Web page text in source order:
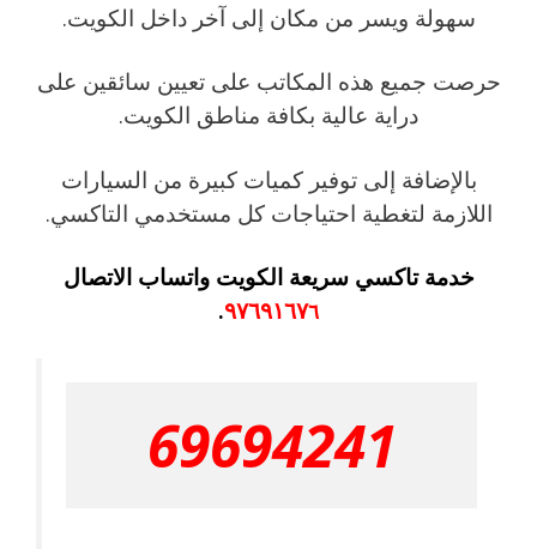
سهولة ويسر من مكان إلى آخر داخل الكويت.
حرصت جميع هذه المكاتب على تعيين سائقين على
دراية عالية بكافة مناطق الكويت.
بالإضافة إلى توفير كميات كبيرة من السيارات
اللازمة لتغطية احتياجات كل مستخدمي التاكسي.
خدمة تاكسي سريعة الكويت واتساب الاتصال
٩٧٦٩١٦٧٦ .
69694241